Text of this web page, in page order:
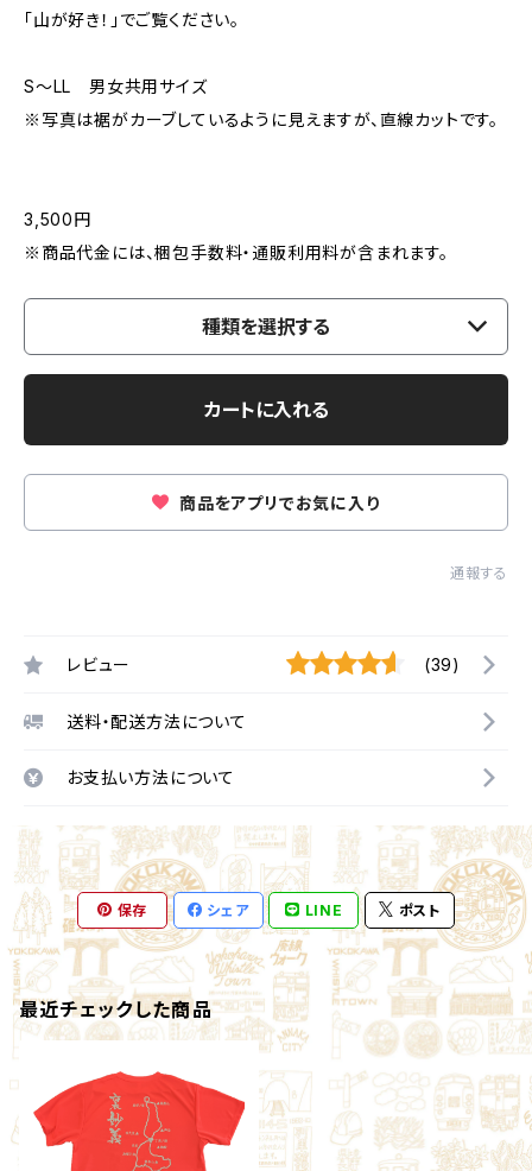
「山が好き！」でご覧ください。
S～LL 男女共用サイズ
※写真は裾がカーブしているように見えますが、直線カットです。
3,500円
※商品代金には、梱包手数料・通販利用料が含まれます。
種類を選択する
カートに入れる
商品をアプリでお気に入り
通報する
レビュー (39)
送料・配送方法について
お支払い方法について
保存 シェア LINE ポスト
最近チェックした商品